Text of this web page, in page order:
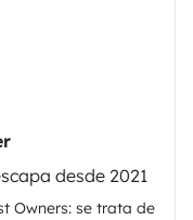
desde 2021
Owners: se trata de